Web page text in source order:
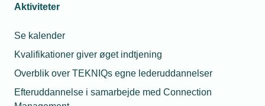
Aktiviteter
Se kalender
Kvalifikationer giver øget indtjening
Overblik over TEKNIQs egne lederuddannelser
Efteruddannelse i samarbejde med Connection
Jannik True
Allan Schmidt-